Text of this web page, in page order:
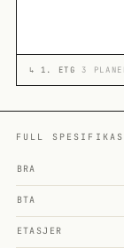
↳ 1. ETG 3
FULL
BRA
BTA
ETASJER